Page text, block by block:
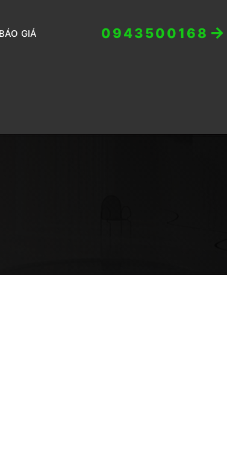
BÁO GIÁ 0943500168